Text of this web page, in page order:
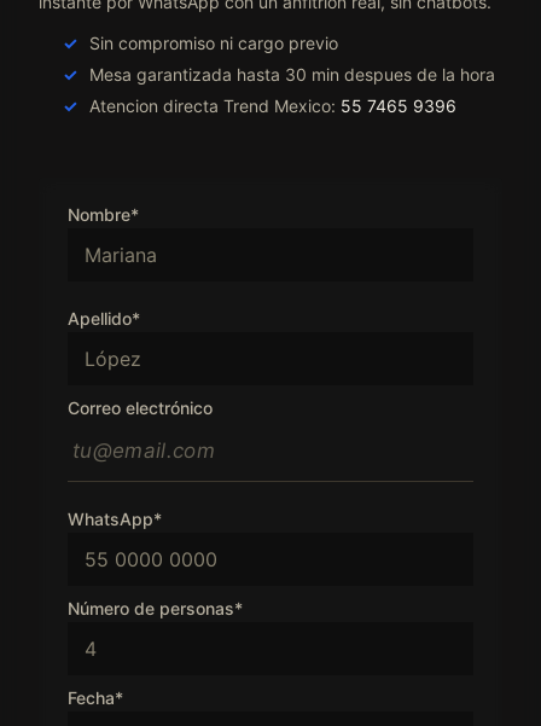
Sin compromiso ni cargo previo
Mesa garantizada hasta 30 min despues de la hora
Atencion directa Trend Mexico: 55 7465 9396
Nombre*
Apellido*
Correo electrónico
WhatsApp*
Número de personas*
Fecha*